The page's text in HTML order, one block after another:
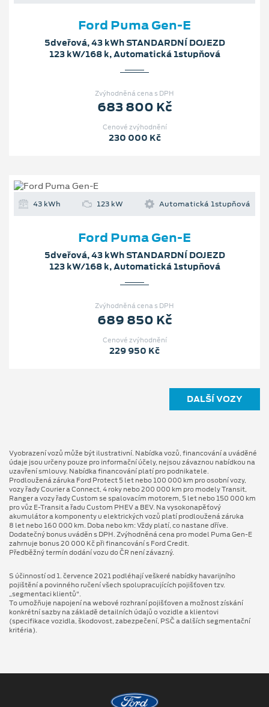
Ford Puma Gen-E
5dveřová, 43 kWh STANDARDNÍ DOJEZD
123 kW/168 k, Automatická 1stupňová
Zvýhodněná cena s DPH
683 800 Kč
Cenové zvýhodnění
230 000 Kč
43 kWh 123 kW Automatická 1stupňová
Ford Puma Gen-E
5dveřová, 43 kWh STANDARDNÍ DOJEZD
123 kW/168 k, Automatická 1stupňová
Zvýhodněná cena s DPH
689 850 Kč
Cenové zvýhodnění
229 950 Kč
DALŠÍ VOZY
Vyobrazení vozů může být ilustrativní. Nabídka vozů, financování a uváděné
údaje jsou určeny pouze pro informační účely, nejsou závaznou nabídkou na
uzavření smlouvy. Nabídka financování platí pro podnikatele.
Prodloužená záruka Ford Protect 5 let nebo 100 000 km pro osobní vozy,
vozy řady Courier a Connect, 4 roky nebo 200 000 km pro modely Transit,
Ranger a vozy řady Custom se spalovacím motorem, 5 let nebo 150 000 km
pro vůz E-Transit a řadu Custom PHEV a BEV. Na vysokonapěťový
akumulátor a komponenty u elektrických vozů platí prodloužená záruka
8 let nebo 160 000 km. Doba nebo km: Vždy platí, co nastane dříve.
Dodatečný bonus uváděn s DPH. Zvýhodněná cena pro model Puma Gen⁠-⁠E
zahrnuje bonus 20 000 Kč při financování s Ford Credit.
Předběžný termín dodání vozu do ČR není závazný.
S účinností od 1. července 2021 podléhají veškeré nabídky havarijního
pojištění a povinného ručení všech spolupracujících pojišťoven tzv.
„segmentaci klientů“.
To umožňuje napojení na webové rozhraní pojišťoven a možnost získání
konkrétní sazby na základě detailních údajů o vozidle a klientovi
(specifikace vozidla, škodovost, zabezpečení, PSČ a dalších segmentační
kritéria).